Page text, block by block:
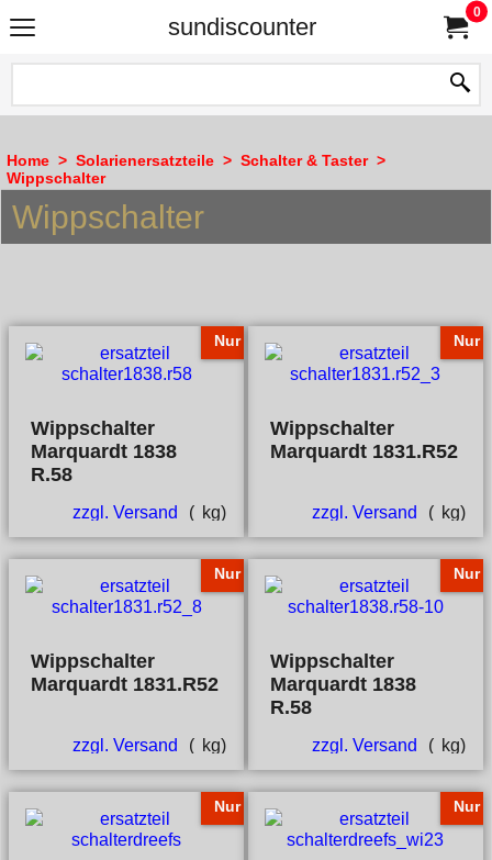
sundiscounter
0
Home > Solarienersatzteile > Schalter & Taster>
Wippschalter
Wippschalter
Nur
Wippschalter
Marquardt 1838
R.58
zzgl. Versand kg
Nur
Wippschalter
Marquardt 1831.R52
zzgl. Versand kg
Nur
Wippschalter
Marquardt 1831.R52
zzgl. Versand kg
Nur
Wippschalter
Marquardt 1838
R.58
zzgl. Versand kg
Nur Nur